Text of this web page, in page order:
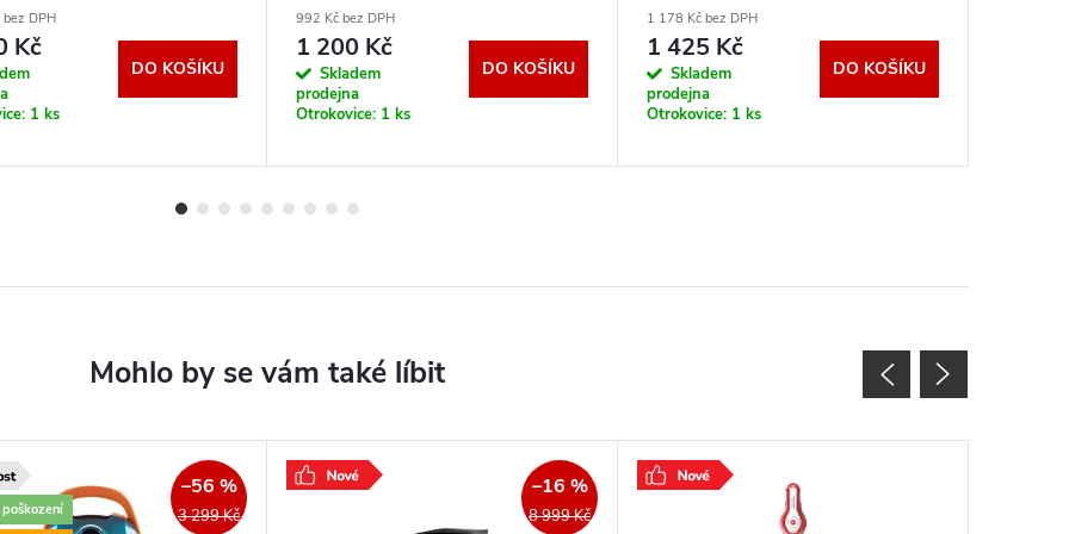
DPH
Kč
1 ks
DO KOŠÍKU
992 Kč bez DPH
1 200 Kč
Skladem
prodejna
Otrokovice: 1 ks
DO KOŠÍKU
1 178 Kč bez DPH
1 425 Kč
Skladem
prodejna
Otrokovice: 1 ks
DO KOŠÍKU
3 299 Kč
–56 %
8 999 Kč
–16 %